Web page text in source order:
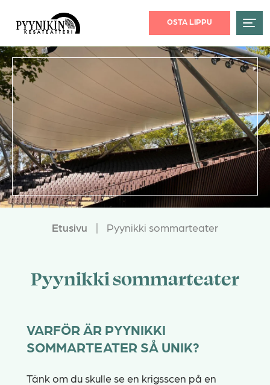
OSTA LIPPU
Etusivu | Pyynikki sommarteater
Pyynikki sommarteater
VARFÖR ÄR PYYNIKKI
SOMMARTEATER SÅ UNIK?
Tänk om du skulle se en krigsscen på en